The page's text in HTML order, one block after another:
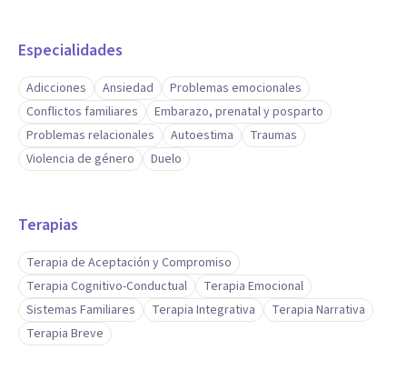
Especialidades
Adicciones Ansiedad
Problemas emocionales
Conflictos familiares
Embarazo, prenatal y posparto
Problemas relacionales
Autoestima
Traumas
Violencia de género
Duelo
Terapias
Terapia de Aceptación y Compromiso
Terapia Cognitivo-Conductual
Terapia Emocional
Sistemas Familiares
Terapia Integrativa
Terapia Narrativa
Terapia Breve